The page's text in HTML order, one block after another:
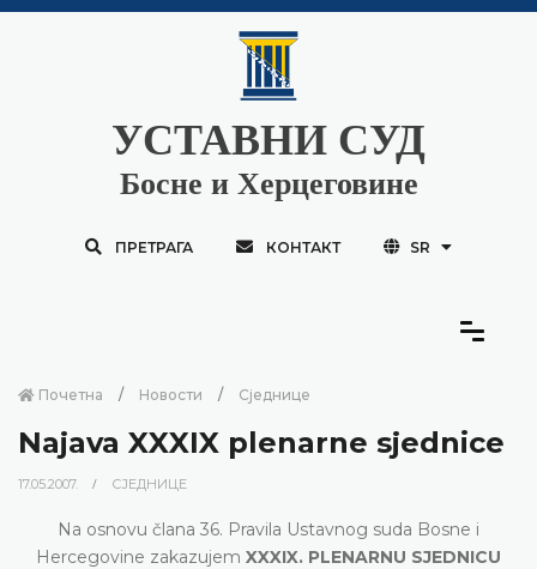
УСТАВНИ СУД
Босне и Херцеговине
ПРЕТРАГА КОНТАКТ SR
Почетна Новости Сједнице
Najava XXXIX plenarne sjednice
17.05.2007. СЈЕДНИЦЕ
Na osnovu člana 36. Pravila Ustavnog suda Bosne i
Hercegovine zakazujem XXXIX. PLENARNU SJEDNICU